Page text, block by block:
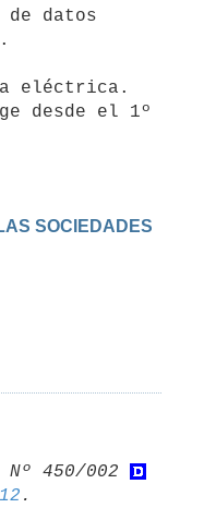
eléctrica.
desde el 1º
SOCIEDADES
Nº 450/002
12